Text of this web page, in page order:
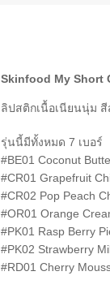
Skinfood My Short
ลิปสติกเนื้อเนียนนุ่ม
รุ่นนี้มีทั้งหมด 7 เบอร์
#BE01 Coconut
#CR01 Grapefruit
#CR02 Pop Peach
#OR01 Orange
#PK01 Rasp Berry
#PK02 Strawberry
#RD01 Cherry